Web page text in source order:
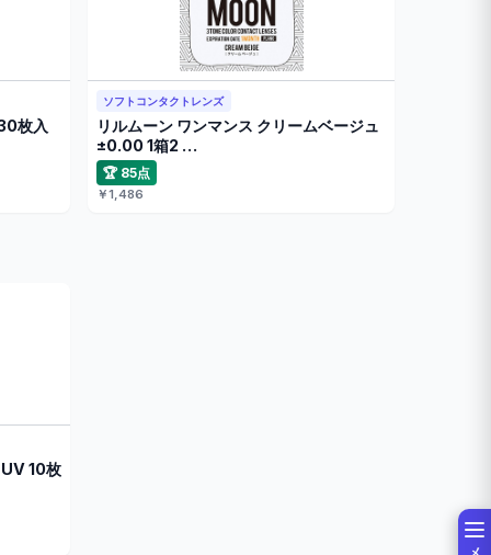
枚入
ソフトコンタクトレンズ
リルムーン ワンマンス クリームベージュ
±0.00 1箱2 …
🏆 85点
￥1,486
10枚